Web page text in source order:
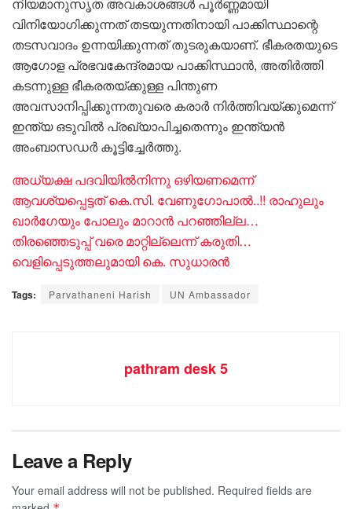
വിനിയോഗിക്കുന്നത് തടയുന്നതിനായി പാക്കിസ്ഥാന്റെ
തടസവാദം ഉന്നയിക്കുന്നത് തുടരുകയാണ്. ഭീകരതയുടെ
ആഗോള പ്രഭവകേന്ദ്രമായ പാക്കിസ്ഥാൻ, അതിർത്തി
കടന്നുള്ള ഭീകരതയ്ക്കുള്ള പിന്തുണ
അവസാനിപ്പിക്കുന്നതുവരെ കരാർ നിർത്തിവയ്ക്കുമെന്ന്
ഇന്ത്യ ഒടുവിൽ പ്രഖ്യാപിച്ചതെന്നും ഇന്ത്യൻ
അംബാസഡർ കൂട്ടിച്ചേർത്തു.
അധ്യക്ഷ പദവിയിൽനിന്നു ഒഴിയണമെന്ന്
ആവശ്യപ്പെട്ടത് കെ.സി. വേണുഗോപാൽ..!! രാഹുലും
ഖാർഗേയും പോലും മാറാൻ പറഞ്ഞില്ല…
തിരഞ്ഞെടുപ്പ് വരെ മാറ്റില്ലെന്ന് കരുതി…
വെളിപ്പെടുത്തലുമായി കെ. സുധാരൻ
Tags: Parvathaneni Harish UN Ambassador
pathram desk 5
Leave a Reply
Your email address will not be published. Required fields are